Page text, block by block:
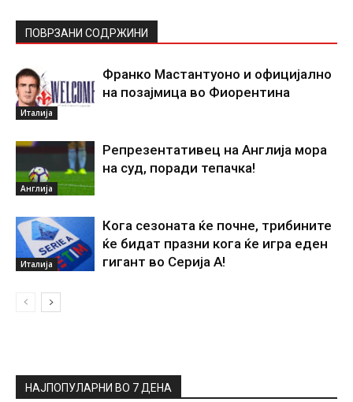
ПОВРЗАНИ СОДРЖИНИ
Италија
Франко Мастантуоно и официјално
на позајмица во Фиорентина
Англија
Репрезентативец на Англија мора
на суд, поради тепачка!
Италија
Кога сезоната ќе почне, трибините
ќе бидат празни кога ќе игра еден
гигант во Серија А!
НАЈПОПУЛАРНИ ВО 7 ДЕНА